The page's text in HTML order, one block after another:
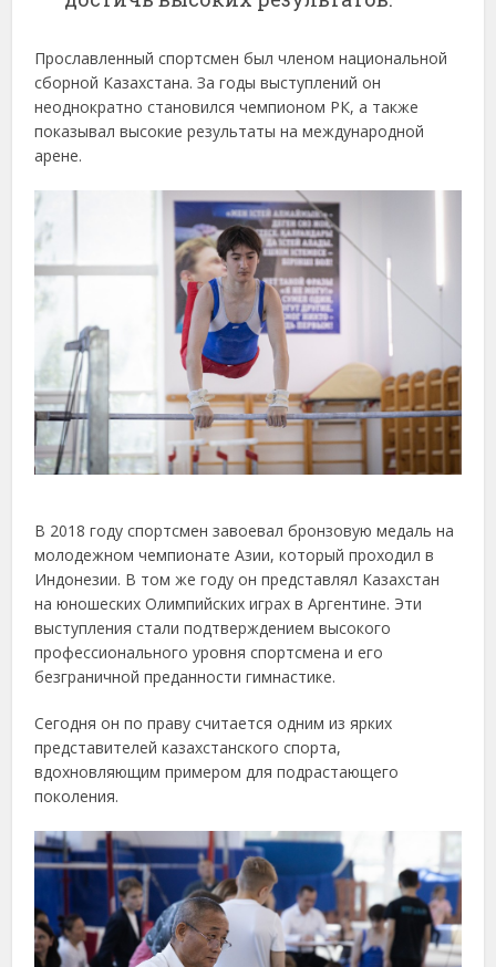
Прославленный спортсмен был членом национальной
сборной Казахстана. За годы выступлений он
неоднократно становился чемпионом РК, а также
показывал высокие результаты на международной
арене.
В 2018 году спортсмен завоевал бронзовую медаль на
молодежном чемпионате Азии, который проходил в
Индонезии. В том же году он представлял Казахстан
на юношеских Олимпийских играх в Аргентине. Эти
выступления стали подтверждением высокого
профессионального уровня спортсмена и его
безграничной преданности гимнастике.
Сегодня он по праву считается одним из ярких
представителей казахстанского спорта,
вдохновляющим примером для подрастающего
поколения.